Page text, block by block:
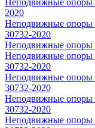
Неподвижные
2020
Неподвижные
30732-2020
Неподвижные
Неподвижные
30732-2020
Неподвижные
30732-2020
Неподвижные
30732-2020
Неподвижные